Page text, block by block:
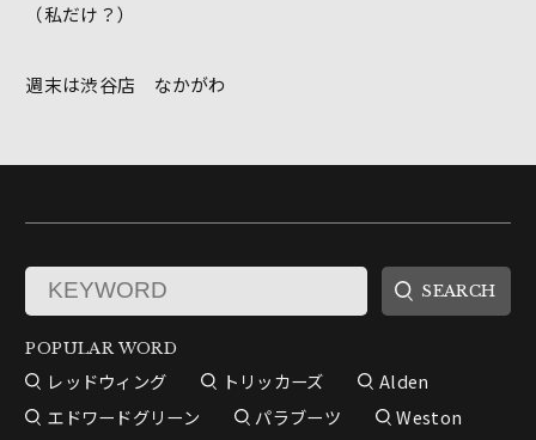
（私だけ？）
週末は渋谷店 なかがわ
POPULAR WORD
レッドウィング トリッカーズ
Alden
エドワードグリーン
パラブーツ
Weston